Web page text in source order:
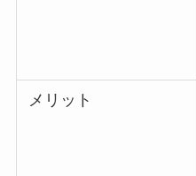
メリット